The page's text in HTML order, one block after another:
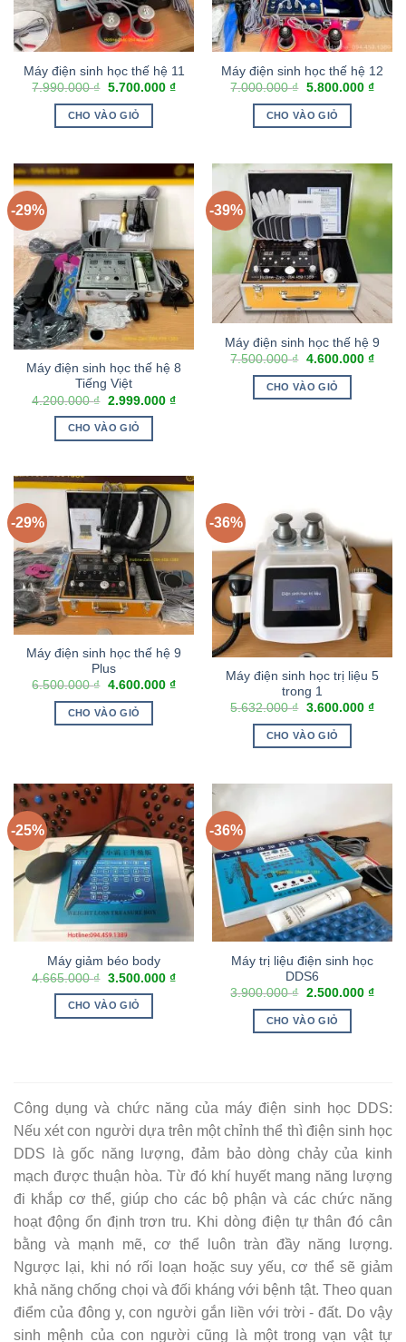
Máy điện sinh học thế hệ 11
7.990.000₫ 5.700.000 ₫
CHO VÀO GIỎ
Máy điện sinh học thế hệ 12
7.000.000₫ 5.800.000 ₫
CHO VÀO GIỎ
-29%
Máy điện sinh học thế hệ 8
Tiếng Việt
4.200.000₫ 2.999.000 ₫
CHO VÀO GIỎ
-39%
Máy điện sinh học thế hệ 9
7.500.000₫ 4.600.000 ₫
CHO VÀO GIỎ
-29%
Máy điện sinh học thế hệ 9
Plus
6.500.000₫ 4.600.000 ₫
CHO VÀO GIỎ
-36%
Máy điện sinh học trị liệu 5
trong 1
5.632.000₫ 3.600.000 ₫
CHO VÀO GIỎ
-25%
Máy giảm béo body
4.665.000₫ 3.500.000 ₫
CHO VÀO GIỎ
-36%
Máy trị liệu điện sinh học
DDS6
3.900.000₫ 2.500.000 ₫
CHO VÀO GIỎ
Công dụng và chức năng của máy điện sinh học DDS:
Nếu xét con người dựa trên một chỉnh thể thì điện sinh học
DDS là gốc năng lượng, đảm bảo dòng chảy của kinh
mạch được thuận hòa. Từ đó khí huyết mang năng lượng
đi khắp cơ thể, giúp cho các bộ phận và các chức năng
hoạt động ổn định trơn tru. Khi dòng điện tự thân đó cân
bằng và mạnh mẽ, cơ thể luôn tràn đầy năng lượng.
Ngược lại, khi nó rối loạn hoặc suy yếu, cơ thể sẽ giảm
khả năng chống chọi và đối kháng với bệnh tật. Theo quan
điểm của đông y, con người gắn liền với trời - đất. Do vậy
sinh mệnh của con người cũng là một trong vạn vật tự